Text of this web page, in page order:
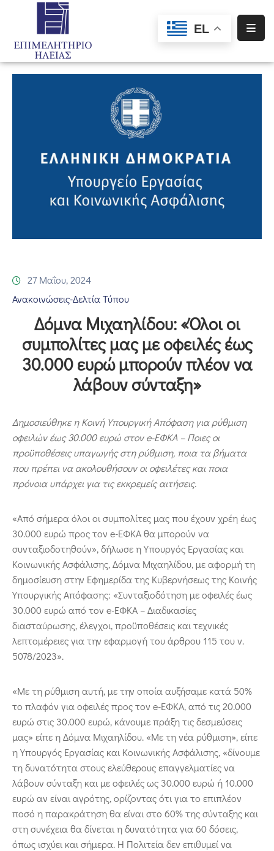
EL
Αρχική
Σωματεία
Πληροφόρηση
Επικοινωνία
27 Μαΐου, 2024
Ανακοινώσεις-Δελτία Τύπου
Δόμνα Μιχαηλίδου: «Όλοι οι
συμπολίτες μας με οφειλές έως
30.000 ευρώ μπορούν πλέον να
λάβουν σύνταξη»
Δημοσιεύθηκε η Κοινή Υπουργική Απόφαση για ρύθμιση
οφειλών έως 30.000 ευρώ στονe-ΕΦΚΑ – Ποιες οι
προϋποθέσεις υπαγωγής στη ρύθμιση, ποια τα βήματα
που πρέπει να ακολουθήσουν οι οφειλέτες και ποια
πρόνοια υπάρχει για τις εκκρεμείς αιτήσεις.
«Από σήμερα όλοι οι συμπολίτες μας που έχουν χρέη έως
30.000 ευρώ προς τον e-ΕΦΚΑ θα μπορούν να
συνταξιοδοτηθούν», δήλωσε η Υπουργός Εργασίας και
Κοινωνικής Ασφάλισης, Δόμνα Μιχαηλίδου, με αφορμή τη
δημοσίευση στην Εφημερίδα της Κυβερνήσεως της Κοινής
Υπουργικής Απόφασης: «Συνταξιοδότηση με οφειλές έως
30.000 ευρώ από τον e-ΕΦΚΑ – Διαδικασίες
διασταύρωσης, έλεγχοι, προϋποθέσεις και τεχνικές
λεπτομέρειες για την εφαρμογή του άρθρου 115 του ν.
5078/2023».
«Με τη ρύθμιση αυτή, με την οποία αυξήσαμε κατά 50%
το πλαφόν για οφειλές προς τον e-ΕΦΚΑ, από τις 20.000
ευρώ στις 30.000 ευρώ, κάνουμε πράξη τις δεσμεύσεις
μας» είπε η Δόμνα Μιχαηλίδου. «Με τη νέα ρύθμιση», είπε
η Υπουργός Εργασίας και Κοινωνικής Ασφάλισης, «δίνουμε
τη δυνατότητα στους ελεύθερους επαγγελματίες να
λάβουν σύνταξη και με οφειλές ως 30.000 ευρώ ή 10.000
ευρώ αν είναι αγρότης, ορίζοντας ότι για το επιπλέον
ποσό η παρακράτηση θα είναι στο 60% της σύνταξης και
στη συνέχεια θα δίνεται η δυνατότητα για 60 δόσεις,
όπως ισχύει και σήμερα. Η Πολιτεία δεν επιθυμεί να